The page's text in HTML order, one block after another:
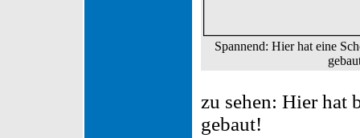
Spannend: Hier hat eine
zu sehen: Hier hat
gebaut!